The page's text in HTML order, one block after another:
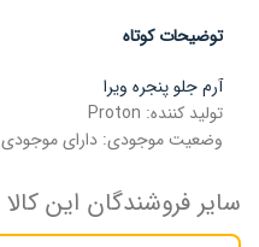
توضیحات کوتاه
آرم جلو پنجره ویرا
تولید کننده: Proton
وضعیت موجودی: دارای موجودی
سایر فروشندگان این کالا